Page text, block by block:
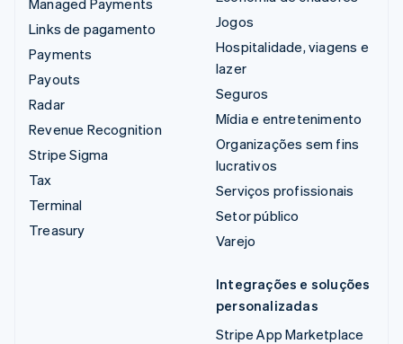
Links de pagamento
Payments
Payouts
Radar
Revenue Recognition
Stripe Sigma
Tax
Terminal
Treasury
Jogos
Hospitalidade, viagens e
lazer
Seguros
Mídia e entretenimento
Organizações sem fins
lucrativos
Serviços profissionais
Setor público
Varejo
Integrações e soluções
personalizadas
Stripe App Marketplace